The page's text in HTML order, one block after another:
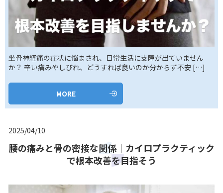
坐骨神経痛の症状に悩まされ、日常生活に支障が出ていません
か？ 辛い痛みやしびれ、どうすれば良いのか分からず不安 […]
MORE
2025/04/10
腰の痛みと骨の密接な関係｜カイロプラクティック
で根本改善を目指そう